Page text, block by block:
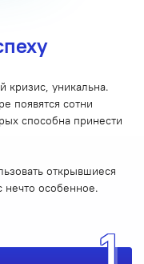
кризис, уникальна.
появятся сотни
способна принести
открывшиеся
особенное.